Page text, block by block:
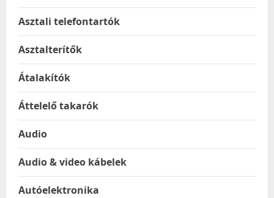
Asztali telefontartók
Asztalterítők
Átalakítók
Áttelelő takarók
Audio
Audio & video kábelek
Autóelektronika